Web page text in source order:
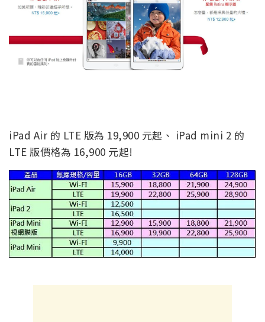
iPad Air 的 LTE 版為 19,900 元起、 iPad mini 2 的
LTE 版價格為 16,900 元起!